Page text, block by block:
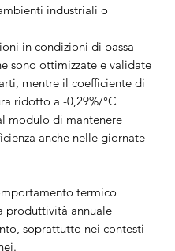
industriali o
in condizioni di bassa
sono ottimizzate e validate
mentre il coefficiente di
ridotto a -0,29%/°C
modulo di mantenere
anche nelle giornate
termico
produttività annuale
soprattutto nei contesti